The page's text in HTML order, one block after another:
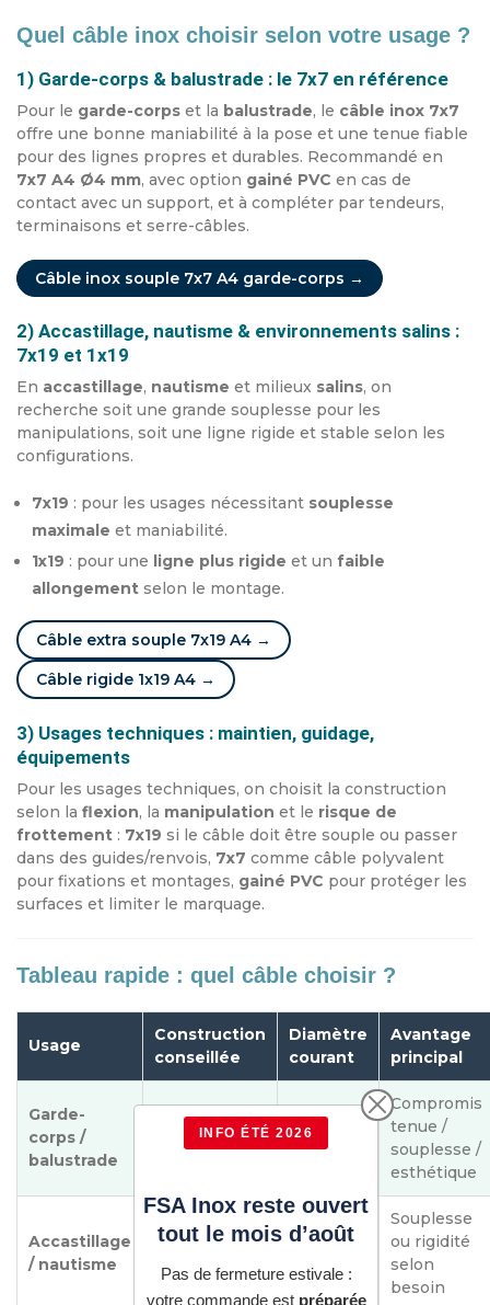
Quel câble inox choisir selon votre usage ?
1) Garde-corps & balustrade : le 7x7 en référence
Pour le garde-corps et la balustrade, le câble inox 7x7
offre une bonne maniabilité à la pose et une tenue fiable
pour des lignes propres et durables. Recommandé en
7x7 A4 Ø4 mm, avec option gainé PVC en cas de
contact avec un support, et à compléter par tendeurs,
terminaisons et serre-câbles.
Câble inox souple 7x7 A4 garde-corps →
2) Accastillage, nautisme & environnements salins :
7x19 et 1x19
En accastillage, nautisme et milieux salins, on
recherche soit une grande souplesse pour les
manipulations, soit une ligne rigide et stable selon les
configurations.
7x19 : pour les usages nécessitant souplesse
maximale et maniabilité.
1x19 : pour une ligne plus rigide et un faible
allongement selon le montage.
Câble extra souple 7x19 A4 →
Câble rigide 1x19 A4 →
3) Usages techniques : maintien, guidage,
équipements
Pour les usages techniques, on choisit la construction
selon la flexion, la manipulation et le risque de
frottement : 7x19 si le câble doit être souple ou passer
dans des guides/renvois, 7x7 comme câble polyvalent
pour fixations et montages, gainé PVC pour protéger les
surfaces et limiter le marquage.
Tableau rapide : quel câble choisir ?
Usage
Construction
conseillée
Diamètre
courant
Avantage
principal
Garde-
corps /
balustrade
7x7 A4 4 mm
Compromis
tenue /
souplesse /
esthétique
Accastillage
/ nautisme
Selon
montage
Souplesse
ou rigidité
selon
besoin
INFO ÉTÉ 2026
FSA Inox reste ouvert
tout le mois d’août
Pas de fermeture estivale :
votre commande est préparée